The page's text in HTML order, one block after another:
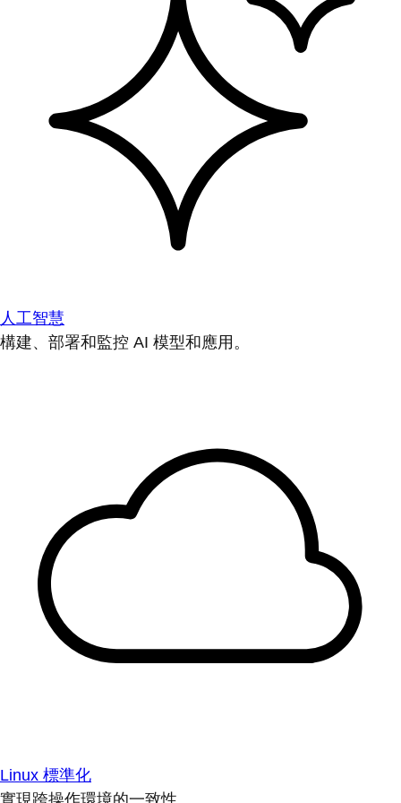
人工智慧
構建、部署和監控 AI 模型和應用。
Linux 標準化
實現跨操作環境的一致性。